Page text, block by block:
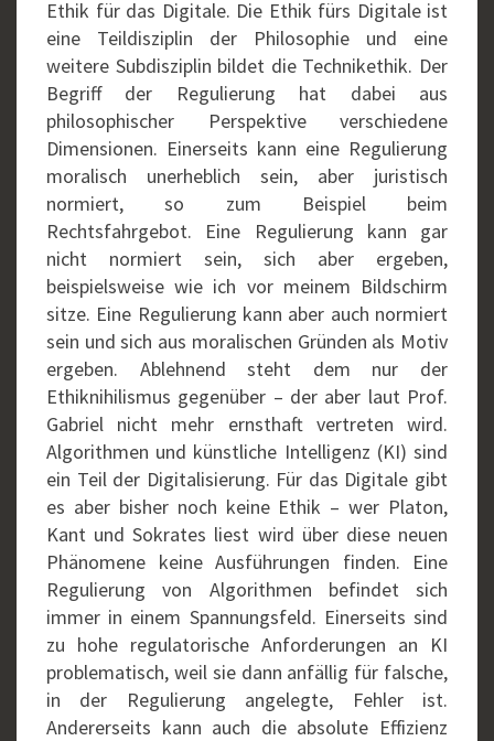
Ethik für das Digitale. Die Ethik fürs Digitale ist
eine Teildisziplin der Philosophie und eine
weitere Subdisziplin bildet die Technikethik. Der
Begriff der Regulierung hat dabei aus
philosophischer Perspektive verschiedene
Dimensionen. Einerseits kann eine Regulierung
moralisch unerheblich sein, aber juristisch
normiert, so zum Beispiel beim
Rechtsfahrgebot. Eine Regulierung kann gar
nicht normiert sein, sich aber ergeben,
beispielsweise wie ich vor meinem Bildschirm
sitze. Eine Regulierung kann aber auch normiert
sein und sich aus moralischen Gründen als Motiv
ergeben. Ablehnend steht dem nur der
Ethiknihilismus gegenüber – der aber laut Prof.
Gabriel nicht mehr ernsthaft vertreten wird.
Algorithmen und künstliche Intelligenz (KI) sind
ein Teil der Digitalisierung. Für das Digitale gibt
es aber bisher noch keine Ethik – wer Platon,
Kant und Sokrates liest wird über diese neuen
Phänomene keine Ausführungen finden. Eine
Regulierung von Algorithmen befindet sich
immer in einem Spannungsfeld. Einerseits sind
zu hohe regulatorische Anforderungen an KI
problematisch, weil sie dann anfällig für falsche,
in der Regulierung angelegte, Fehler ist.
Andererseits kann auch die absolute Effizienz